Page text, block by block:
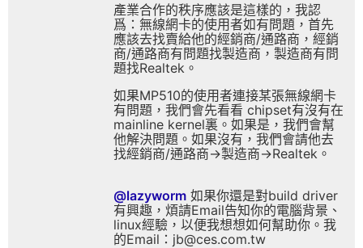
產業合作的秩序應該是這樣的，我認
爲：無線網卡的使用者如有問題，首先
應該去找賣給他的經銷商/通路商，經銷
商/通路商有問題找製造商，製造商有問
題找Realtek。
如果MP510的使用者連接某張無線網卡
有問題，我們會先看看 chipset有沒有在
mainline kernel裏。如果是，我們會幫
他解決問題。如果沒有，我們會請他去
找經銷商/通路商->製造商->Realtek。
@lazyworm 如果你還是對build driver
有興趣，煩請Email告知你的電腦背景、
linux經驗，以便我想想如何幫助你。我
的Email：jb@ces.com.tw